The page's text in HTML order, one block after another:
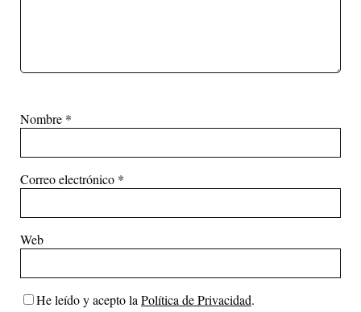
Nombre *
Correo electrónico *
Web
He leído y acepto laPolítica de Privacidad.